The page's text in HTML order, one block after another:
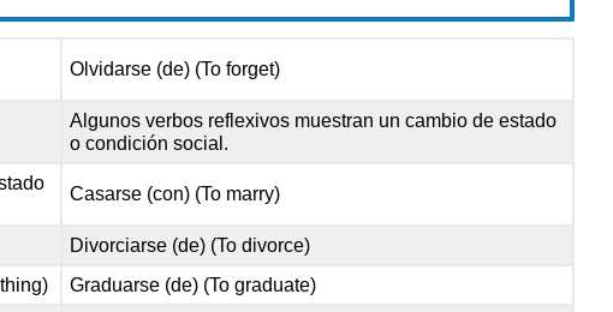
Olvidarse (de) (To forget)
Algunos verbos reflexivos muestran un cambio de estado
o condición social.
Casarse (con) (To marry)
Divorciarse (de) (To divorce)
Graduarse (de) (To graduate)